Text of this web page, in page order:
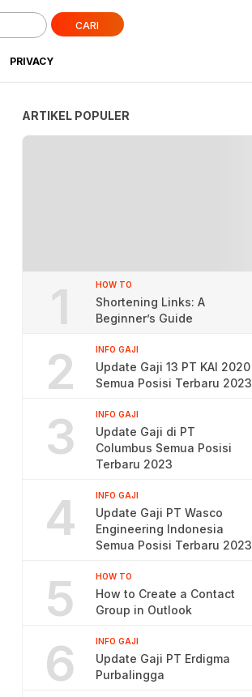
CARI
PRIVACY
ARTIKEL POPULER
1 HOW TO
Shortening Links: A
Beginner’s Guide
2 INFO GAJI
Update Gaji 13 PT KAI 2020
Semua Posisi Terbaru 2023
3 INFO GAJI
Update Gaji di PT
Columbus Semua Posisi
Terbaru 2023
4 INFO GAJI
Update Gaji PT Wasco
Engineering Indonesia
Semua Posisi Terbaru 2023
5 HOW TO
How to Create a Contact
Group in Outlook
6 INFO GAJI
Update Gaji PT Erdigma
Purbalingga